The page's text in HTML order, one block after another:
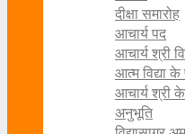
दीक्षा समारोह
आचार्य पद
आचार्य श्री
आत्म विद्या के
आचार्य श्री
अनुभूति